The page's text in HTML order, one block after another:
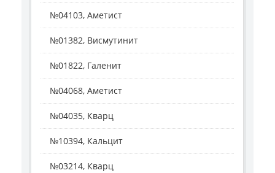
№04103, Аметист
№01382, Висмутинит
№01822, Галенит
№04068, Аметист
№04035, Кварц
№10394, Кальцит
№03214, Кварц